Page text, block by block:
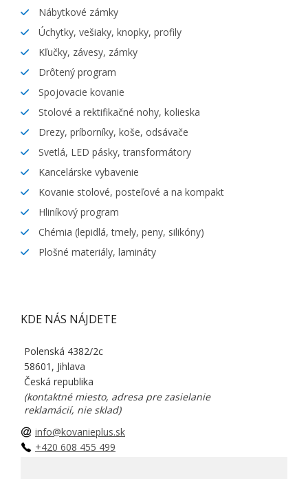
Nábytkové zámky
Úchytky, vešiaky, knopky, profily
Kľučky, závesy, zámky
Drôtený program
Spojovacie kovanie
Stolové a rektifikačné nohy, kolieska
Drezy, príborníky, koše, odsávače
Svetlá, LED pásky, transformátory
Kancelárske vybavenie
Kovanie stolové, posteľové a na kompakt
Hliníkový program
Chémia (lepidlá, tmely, peny, silikóny)
Plošné materiály, lamináty
KDE NÁS NÁJDETE
Polenská 4382/2c
58601, Jihlava
Česká republika
(kontaktné miesto, adresa pre zasielanie
reklamácií, nie sklad)
info@kovanieplus.sk
+420 608 455 499